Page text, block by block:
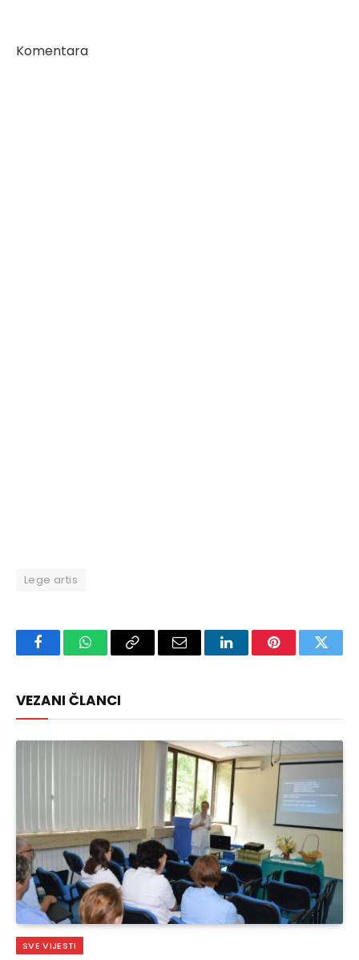
Komentara
Lege artis
FacebookWhatsAppCopy
Email LinkedInPinterest
VEZANI ČLANCI
SVE VIJESTI